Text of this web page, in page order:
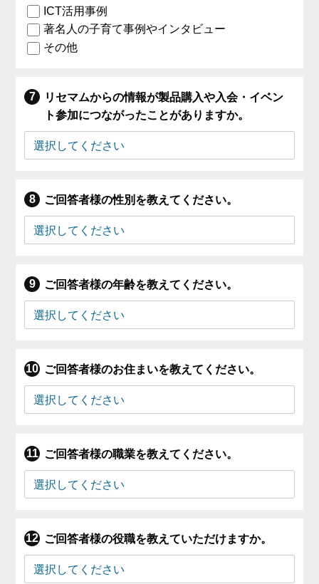
ICT活用事例
著名人の子育て事例やインタビュー
その他
リセマムからの情報が製品購入や入会・イベン
ト参加につながったことがありますか。
ご回答者様の性別を教えてください。
ご回答者様の年齢を教えてください。
ご回答者様のお住まいを教えてください。
ご回答者様の職業を教えてください。
ご回答者様の役職を教えていただけますか。